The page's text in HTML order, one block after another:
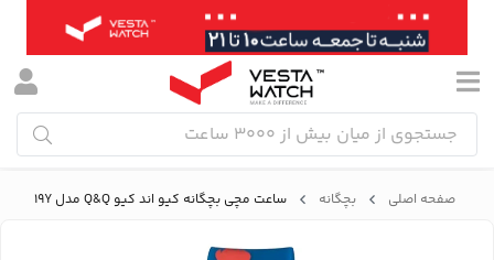
صفحه اصلی بچگانه ساعت مچی بچگانه کیو اند کیو Q&Q مدل VR99J019Y